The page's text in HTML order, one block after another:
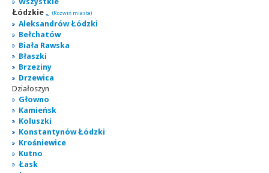
Łódzkie
(Rozwiń miasta)
Aleksandrów Łódzki
Bełchatów
Biała Rawska
Błaszki
Brzeziny
Drzewica
Działoszyn
Głowno
Kamieńsk
Koluszki
Konstantynów Łódzki
Krośniewice
Kutno
Łask